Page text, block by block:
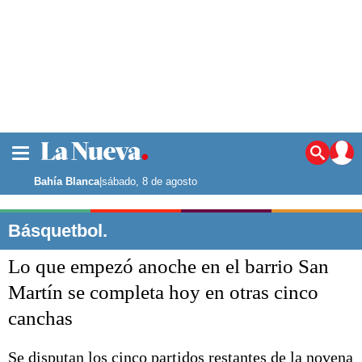
Noticias
La ciudad
Punta Alta
El mundo
Seguridad
Opinión
Liga del Sur
Bahía Blanca|sábado, 8 de agosto
Básquetbol.
Lo que empezó anoche en el barrio San
Martín se completa hoy en otras cinco
canchas
Se disputan los cinco partidos restantes de la novena